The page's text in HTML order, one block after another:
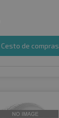
Cesto de compras